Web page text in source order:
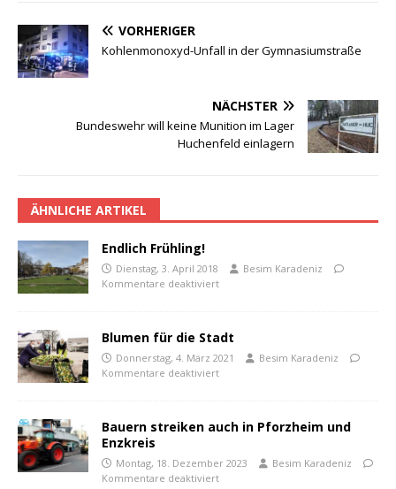
VORHERIGER
Kohlenmonoxyd-Unfall in der Gymnasiumstraße
NÄCHSTER
Bundeswehr will keine Munition im Lager
Huchenfeld einlagern
ÄHNLICHE ARTIKEL
Endlich Frühling!
Dienstag, 3. April 2018
Besim Karadeniz
Kommentare deaktiviert
Blumen für die Stadt
Donnerstag, 4. März 2021
Besim Karadeniz
Kommentare deaktiviert
Bauern streiken auch in Pforzheim und
Enzkreis
Montag, 18. Dezember 2023
Besim Karadeniz
Kommentare deaktiviert